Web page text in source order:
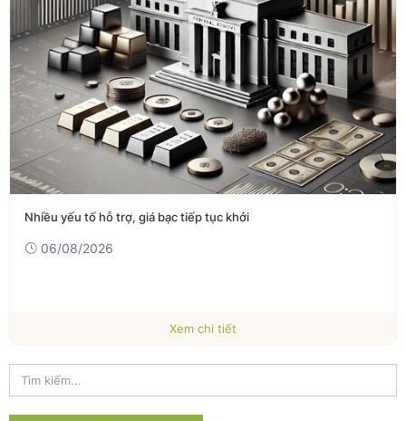
Nhiều yếu tố hỗ trợ, giá bạc tiếp tục khởi
06/08/2026
Xem chi tiết